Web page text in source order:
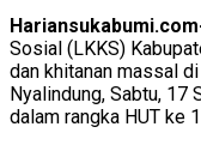
Sosial (LKKS)
dan khitanan massal
Nyalindung, Sabtu, 17
dalam rangka HUT ke